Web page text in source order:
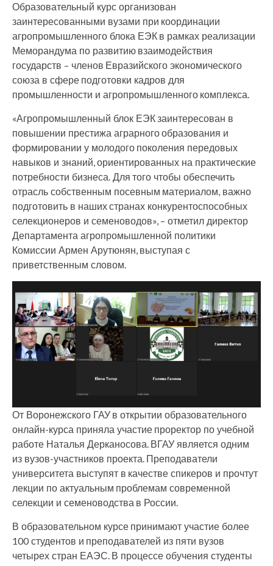
Образовательный курс организован
заинтересованными вузами при координации
агропромышленного блока ЕЭК в рамках реализации
Меморандума по развитию взаимодействия
государств – членов Евразийского экономического
союза в сфере подготовки кадров для
промышленности и агропромышленного комплекса.
«Агропромышленный блок ЕЭК заинтересован в
повышении престижа аграрного образования и
формировании у молодого поколения передовых
навыков и знаний, ориентированных на практические
потребности бизнеса. Для того чтобы обеспечить
отрасль собственным посевным материалом, важно
подготовить в наших странах конкурентоспособных
селекционеров и семеноводов», – отметил директор
Департамента агропромышленной политики
Комиссии Армен Арутюнян, выступая с
приветственным словом.
От Воронежского ГАУ в открытии образовательного
онлайн-курса приняла участие проректор по учебной
работе Наталья Дерканосова. ВГАУ является одним
из вузов-участников проекта. Преподаватели
университета выступят в качестве спикеров и прочтут
лекции по актуальным проблемам современной
селекции и семеноводства в России.
В образовательном курсе принимают участие более
100 студентов и преподавателей из пяти вузов
четырех стран ЕАЭС. В процессе обучения студенты